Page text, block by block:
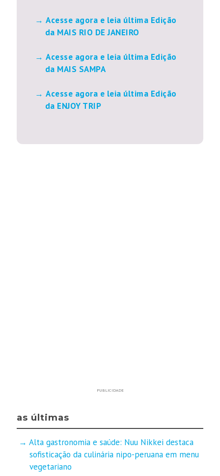
Acesse agora e leia última Edição
da MAIS RIO DE JANEIRO
Acesse agora e leia última Edição
da MAIS SAMPA
Acesse agora e leia última Edição
da ENJOY TRIP
PUBLICIDADE
as últimas
Alta gastronomia e saúde: Nuu Nikkei destaca
sofisticação da culinária nipo-peruana em menu
vegetariano